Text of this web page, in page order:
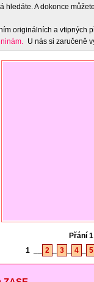
hledáte. A dokonce
originálních a vtipných
U nás si zaručeně
Přání
1
2 3 4 5